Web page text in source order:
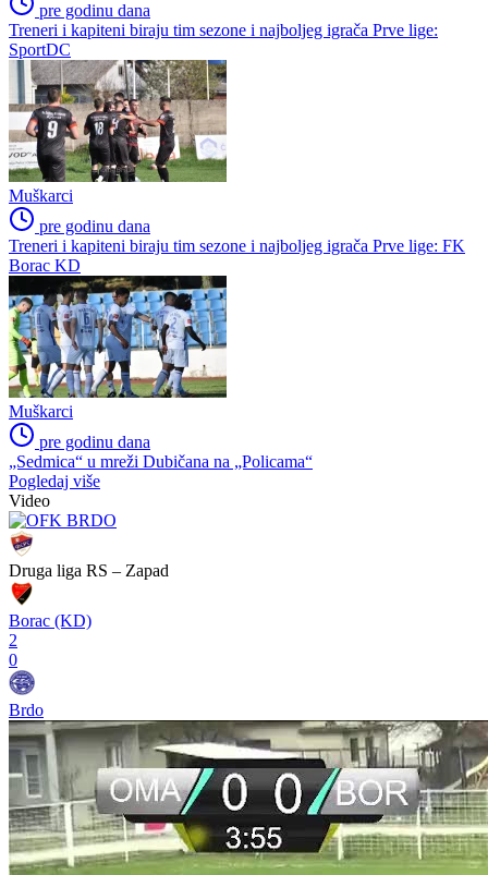
pre godinu dana
Treneri i kapiteni biraju tim sezone i najboljeg igrača Prve lige:
SportDC
Muškarci
pre godinu dana
Treneri i kapiteni biraju tim sezone i najboljeg igrača Prve lige: FK
Borac KD
Muškarci
pre godinu dana
„Sedmica“ u mreži Dubičana na „Policama“
Pogledaj više
Video
Druga liga RS – Zapad
Borac (KD)
2
0
Brdo